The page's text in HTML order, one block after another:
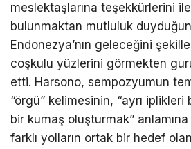
meslektaşlarına teşekkürlerini
bulunmaktan mutluluk
Endonezya’nın geleceğini
coşkulu yüzlerini görmekten
etti. Harsono, sempozyumun
“örgü” kelimesinin, “ayrı
bir kumaş oluşturmak”
farklı yolların ortak bir hedef